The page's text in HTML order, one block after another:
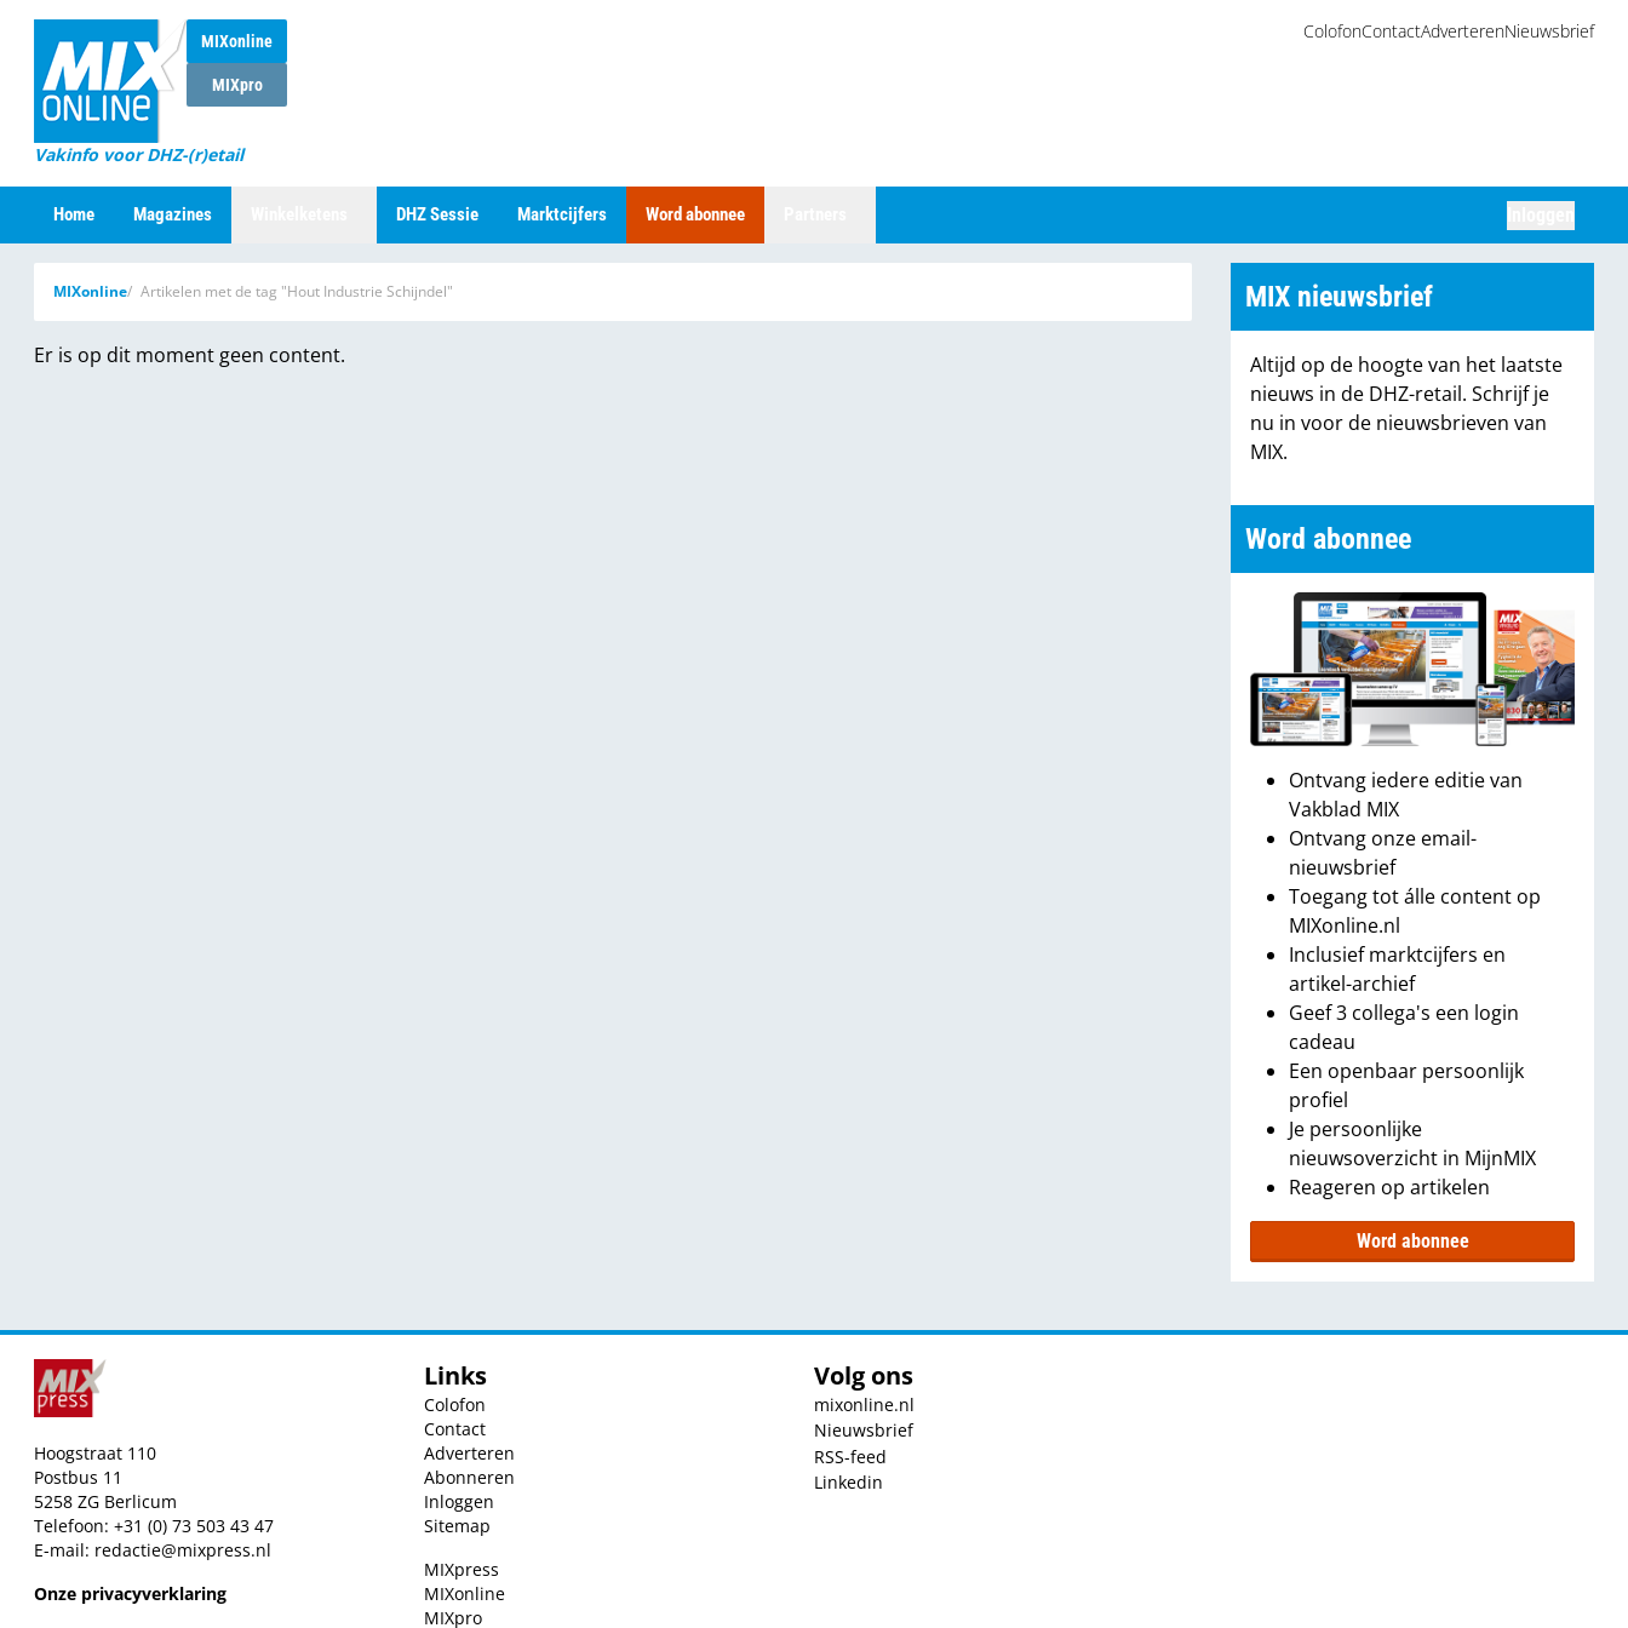
MIXonline
MIXpro
Vakinfo voor DHZ-(r)etail
ColofonContactAdverterenNieuwsbrief
Home Magazines DHZ Sessie Marktcijfers Word abonnee
MIXonline Artikelen met de tag "Hout Industrie Schijndel"
Er is op dit moment geen content.
MIX nieuwsbrief
Altijd op de hoogte van het laatste
nieuws in de DHZ-retail. Schrijf je
nu in voor de nieuwsbrieven van
MIX.
Word abonnee
Ontvang iedere editie van
Vakblad MIX
Ontvang onze email-
nieuwsbrief
Toegang tot álle content op
MIXonline.nl
Inclusief marktcijfers en
artikel-archief
Geef 3 collega's een login
cadeau
Een openbaar persoonlijk
profiel
Je persoonlijke
nieuwsoverzicht in MijnMIX
Reageren op artikelen
Word abonnee
Hoogstraat 110
Postbus 11
5258 ZG Berlicum
Telefoon: +31 (0) 73 503 43 47
E-mail: redactie@mixpress.nl
Onze privacyverklaring
Links
Colofon
Contact
Adverteren
Abonneren
Inloggen
Sitemap
MIXpress
MIXonline
MIXpro
Volg ons
mixonline.nl
Nieuwsbrief
RSS-feed
Linkedin